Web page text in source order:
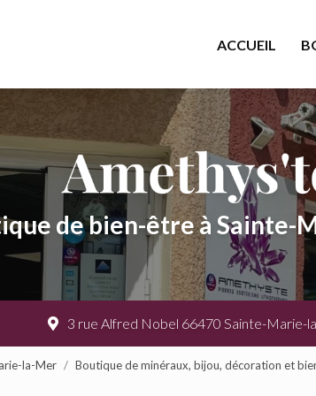
ACCUEIL
de bien-être à Sainte-
3 rue Alfred Nobel 66470 Sainte-Marie-
la-Mer
Boutique de minéraux, bijou, décoration et